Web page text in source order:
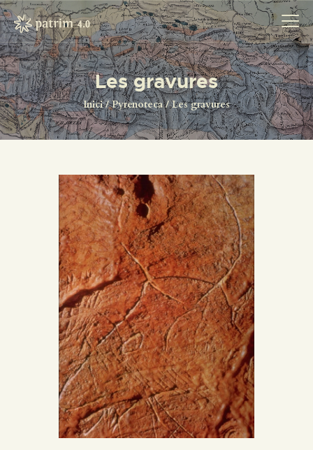
Les gravures
Inici Pyrenoteca Les gravures
INICI
PYRENOTECA 4.0
LA XARXA
CONTACTE
PROJECTES